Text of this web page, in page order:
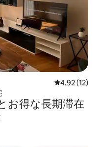
レビュー12
4.92 (12)
お⁠得⁠な長⁠期⁠滞⁠在